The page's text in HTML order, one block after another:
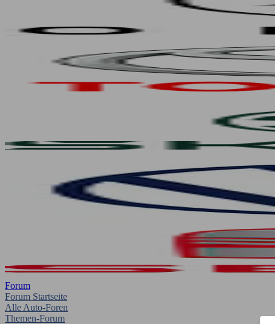
Forum
Forum Startseite
Alle Auto-Foren
Themen-Forum